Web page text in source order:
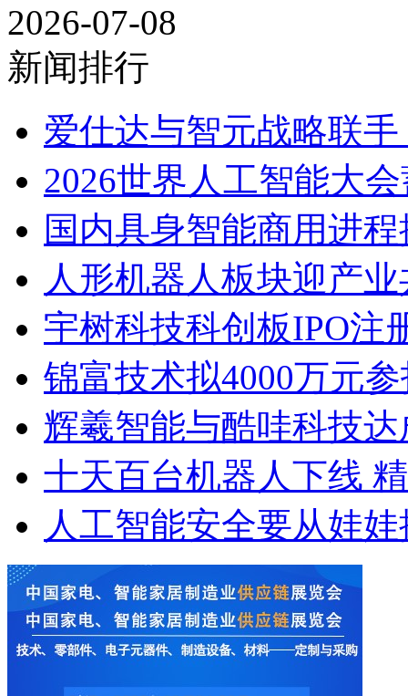
2026-07-08
新闻排行
爱仕达与智元战略联
2026世界人工智能大
国内具身智能商用进
人形机器人板块迎产
宇树科技科创板IPO注
锦富技术拟4000万元
辉羲智能与酷哇科技
十天百台机器人下线
人工智能安全要从娃